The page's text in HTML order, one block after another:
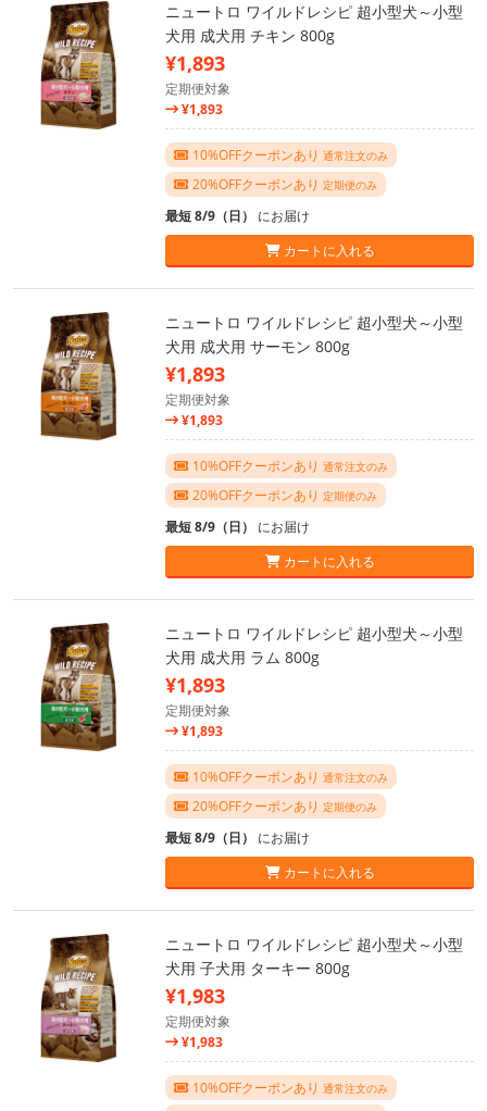
ニュートロ ワイルドレシピ 超小型犬～小型
犬用 成犬用 チキン 800g
¥1,893
定期便対象
¥1,893
10%OFFクーポンあり 通常注文のみ
20%OFFクーポンあり 定期便のみ
最短 8/9（日） にお届け
カートに入れる
ニュートロ ワイルドレシピ 超小型犬～小型
犬用 成犬用 サーモン 800g
¥1,893
定期便対象
¥1,893
10%OFFクーポンあり 通常注文のみ
20%OFFクーポンあり 定期便のみ
最短 8/9（日） にお届け
カートに入れる
ニュートロ ワイルドレシピ 超小型犬～小型
犬用 成犬用 ラム 800g
¥1,893
定期便対象
¥1,893
10%OFFクーポンあり 通常注文のみ
20%OFFクーポンあり 定期便のみ
最短 8/9（日） にお届け
カートに入れる
ニュートロ ワイルドレシピ 超小型犬～小型
犬用 子犬用 ターキー 800g
¥1,983
定期便対象
¥1,983
10%OFFクーポンあり 通常注文のみ